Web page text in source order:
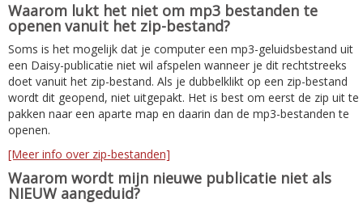
Waarom lukt het niet om mp3 bestanden te
openen vanuit het zip-bestand?
Soms is het mogelijk dat je computer een mp3-geluidsbestand uit
een Daisy-publicatie niet wil afspelen wanneer je dit rechtstreeks
doet vanuit het zip-bestand. Als je dubbelklikt op een zip-bestand
wordt dit geopend, niet uitgepakt. Het is best om eerst de zip uit te
pakken naar een aparte map en daarin dan de mp3-bestanden te
openen.
[Meer info over zip-bestanden]
Waarom wordt mijn nieuwe publicatie niet als
NIEUW aangeduid?